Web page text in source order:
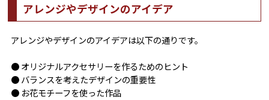
アレンジやデザインのアイデア
アレンジやデザインのアイデアは以下の通りです。
● オリジナルアクセサリーを作るためのヒント
● バランスを考えたデザインの重要性
● お花モチーフを使った作品